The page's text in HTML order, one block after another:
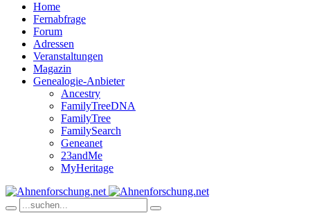
Home
Fernabfrage
Forum
Adressen
Veranstaltungen
Magazin
Genealogie-Anbieter
Ancestry
FamilyTreeDNA
FamilyTree
FamilySearch
Geneanet
23andMe
MyHeritage